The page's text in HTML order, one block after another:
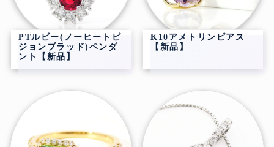
PTルビー(ノーヒートピ
ジョンブラッド)ペンダ
ント【新品】
K10アメトリンピアス
【新品】